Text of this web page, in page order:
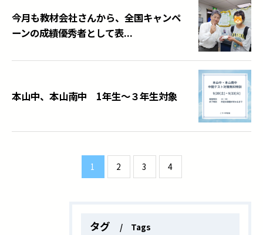
今月も教材会社さんから、全国キャンペ
ーンの成績優秀者として表...
本山中、本山南中 1年生～３年生対象
1 2 3 4
タグ Tags